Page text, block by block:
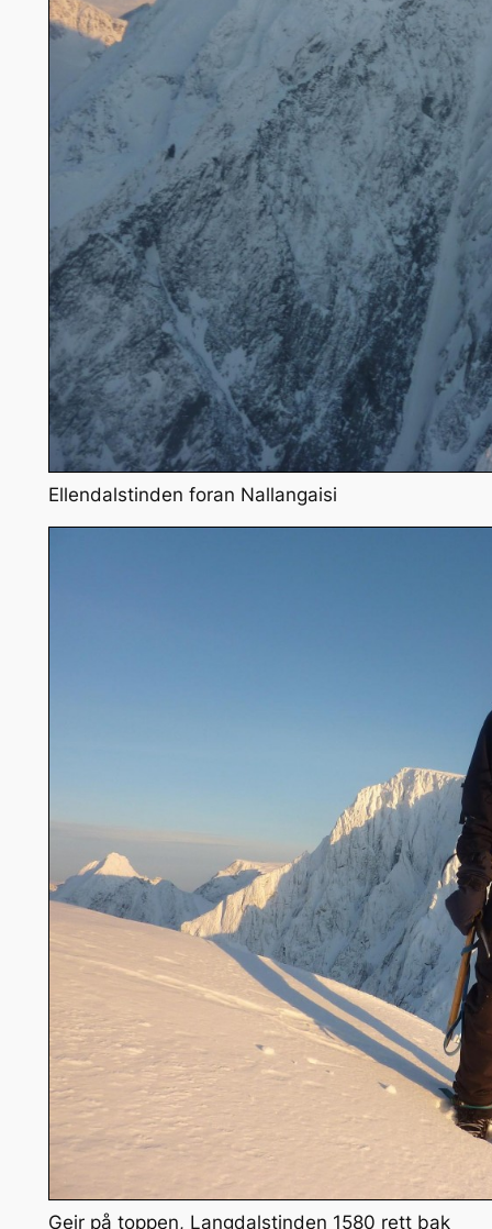
Ellendalstinden foran Nallangaisi
Geir på toppen, Langdalstinden 1580 rett bak